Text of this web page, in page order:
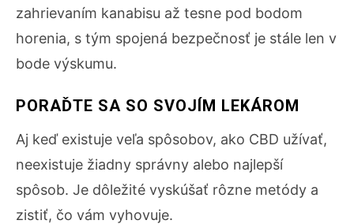
zahrievaním kanabisu až tesne pod bodom
horenia, s tým spojená bezpečnosť je stále len v
bode výskumu.
PORAĎTE SA SO SVOJÍM LEKÁROM
Aj keď existuje veľa spôsobov, ako CBD užívať,
neexistuje žiadny správny alebo najlepší
spôsob. Je dôležité vyskúšať rôzne metódy a
zistiť, čo vám vyhovuje.